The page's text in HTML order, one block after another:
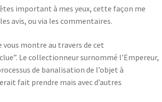
êtes important à mes yeux, cette façon me
avis, ou via les commentaires.
montre au travers de cet
Le collectionneur surnommé l’Empereur,
de banalisation de l’objet à
fait prendre mais avec d’autres